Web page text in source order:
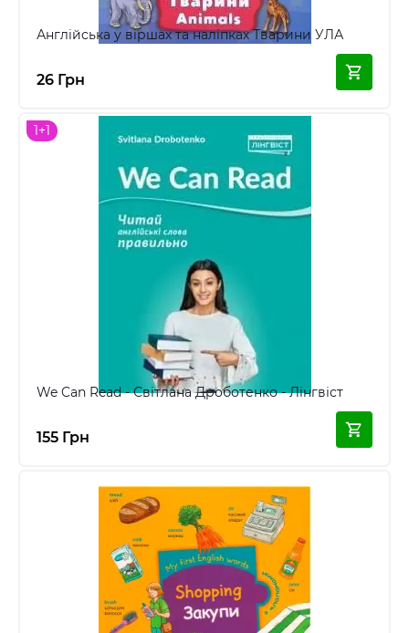
Англійська у віршах та наліпках Тварини УЛА
26 Грн
1+1
We Can Read - Світлана Дроботенко - Лінгвіст
155 Грн